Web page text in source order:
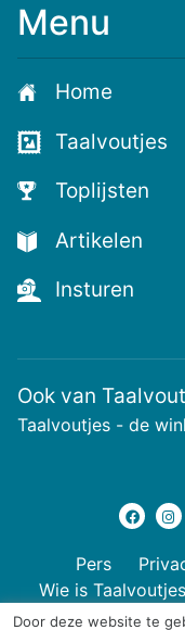
Meld
voor
de
nieuwste
voutjes
en
de
voutste
nieuwtjes!
Menu
Home
Taalvoutjes
Toplijsten
Artikelen
Insturen
Ook van
Taalvoutjes - de
Pers
Wie is
Door deze website te